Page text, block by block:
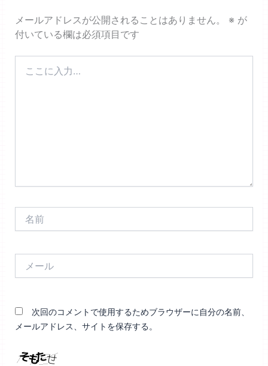
メールアドレスが公開されることはありません。 ※ が
付いている欄は必須項目です
次回のコメントで使用するためブラウザーに自分の名前、
メールアドレス、サイトを保存する。